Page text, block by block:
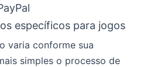
específicos para jogos
varia conforme sua
simples o processo de